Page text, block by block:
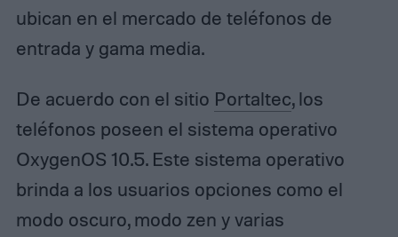
ubican en el mercado de teléfonos de
entrada y gama media.
De acuerdo con el sitio Portaltec, los
teléfonos poseen el sistema operativo
OxygenOS 10.5. Este sistema operativo
brinda a los usuarios opciones como el
modo oscuro, modo zen y varias